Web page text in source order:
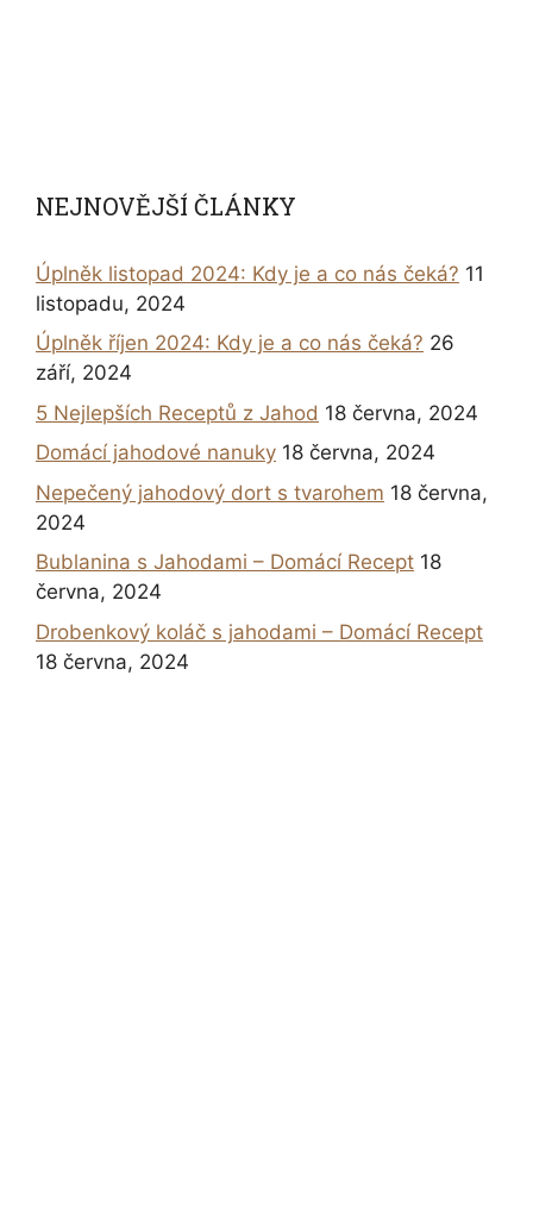
NEJNOVĚJŠÍ ČLÁNKY
Úplněk listopad 2024: Kdy je a co nás čeká? 11
listopadu, 2024
Úplněk říjen 2024: Kdy je a co nás čeká? 26
září, 2024
5 Nejlepších Receptů z Jahod 18 června, 2024
Domácí jahodové nanuky 18 června, 2024
Nepečený jahodový dort s tvarohem 18 června,
2024
Bublanina s Jahodami – Domácí Recept 18
června, 2024
Drobenkový koláč s jahodami – Domácí Recept
18 června, 2024